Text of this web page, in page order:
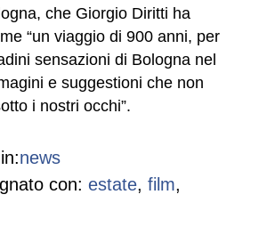
che Giorgio Diritti ha
“un viaggio di 900 anni, per
sensazioni di Bologna nel
e suggestioni che non
i nostri occhi”.
news
con:estate,film,